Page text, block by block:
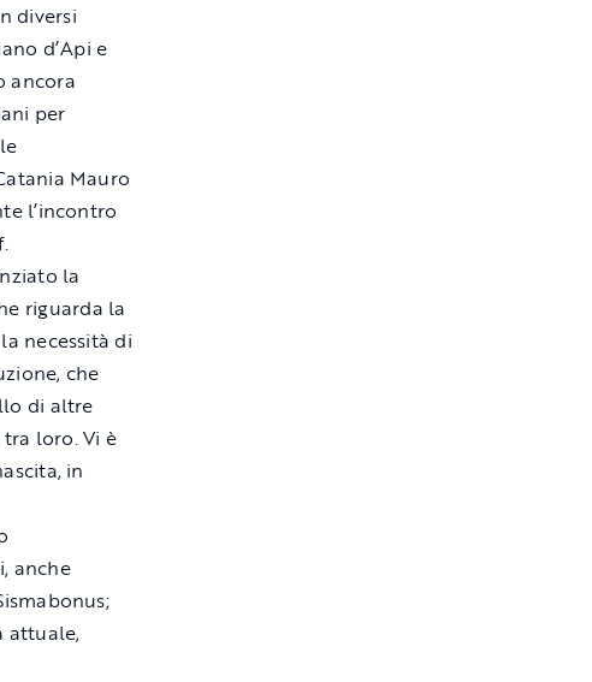
diversi
d’Api e
ancora
per
Mauro
l’incontro
la
riguarda la
necessità di
che
di altre
loro. Vi è
in
anche
attuale,